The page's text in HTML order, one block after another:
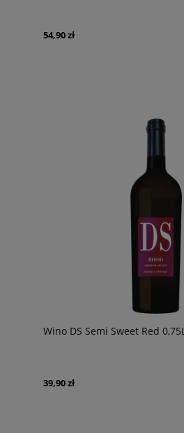
54,90 zł
Wino DS Semi Sweet Red 0,75L
39,90 zł